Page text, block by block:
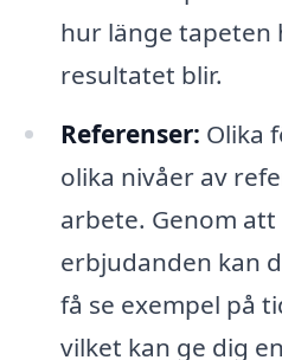
hur länge tapeten
resultatet blir.
Referenser: Olika
olika nivåer av
arbete. Genom att
erbjudanden kan
få se exempel på
vilket kan ge dig